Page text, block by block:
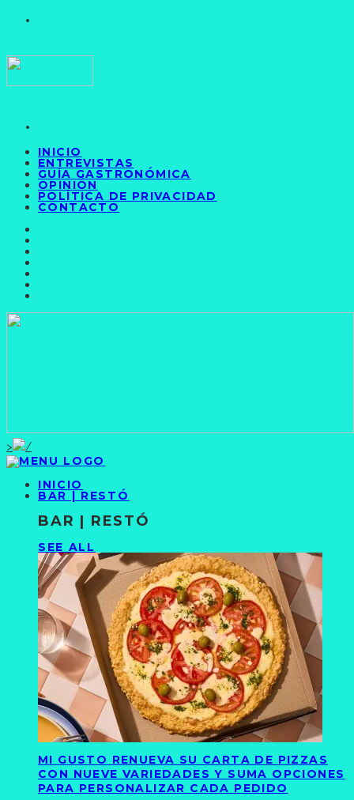
INICIO
ENTREVISTAS
GUÍA GASTRONÓMICA
OPINIÓN
POLÍTICA DE PRIVACIDAD
CONTACTO
>
INICIO
BAR | RESTÓ
BAR | RESTÓ
SEE ALL
MI GUSTO RENUEVA SU CARTA DE PIZZAS
CON NUEVE VARIEDADES Y SUMA OPCIONES
PARA PERSONALIZAR CADA PEDIDO